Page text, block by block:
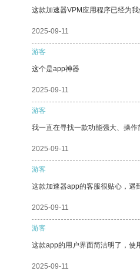
这款加速器VPM应用程序已经为
2025-09-11
游客
这个是app神器
2025-09-11
游客
我一直在寻找一款功能强大、操
2025-09-11
游客
这款加速器app的客服很贴心，遇
2025-09-11
游客
这款app的用户界面简洁明了，使
2025-09-11